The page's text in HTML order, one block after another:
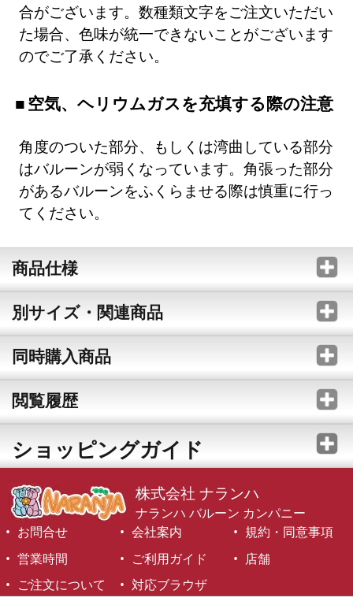
合がございます。数種類文字をご注文いただい
た場合、色味が統一できないことがございます
のでご了承ください。
空気、ヘリウムガスを充填する際の注意
角度のついた部分、もしくは湾曲している部分
はバルーンが弱くなっています。角張った部分
があるバルーンをふくらませる際は慎重に行っ
てください。
商品仕様
別サイズ・関連商品
同時購入商品
閲覧履歴
ショッピングガイド
株式会社 ナランハ
ナランハ バルーン カンパニー
お問合せ
会社案内
規約・同意事項
営業時間
ご利用ガイド
店舗
ご注文について
対応ブラウザ